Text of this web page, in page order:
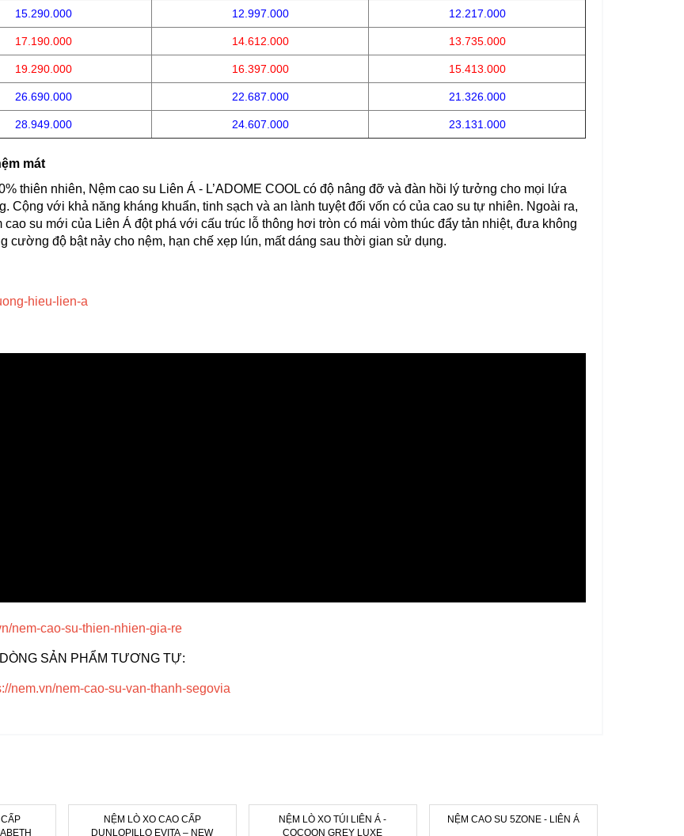
15.290.000 12.997.000 12.217.000
17.190.000 14.612.000 13.735.000
19.290.000 16.397.000 15.413.000
26.690.000 22.687.000 21.326.000
28.949.000 24.607.000 23.131.000
mát
thiên nhiên, Nệm cao su Liên Á - L’ADOME COOL có độ nâng đỡ và đàn hồi lý tưởng cho mọi lứa
với khả năng kháng khuẩn, tinh sạch và an lành tuyệt đối vốn có của cao su tự nhiên. Ngoài ra,
su mới của Liên Á đột phá với cấu trúc lỗ thông hơi tròn có mái vòm thúc đẩy tản nhiệt, đưa không
cường độ bật nảy cho nệm, hạn chế xẹp lún, mất dáng sau thời gian sử dụng.
hieu-lien-a
nem-cao-su-thien-nhien-gia-re
SẢN PHẨM TƯƠNG TỰ:
nem.vn/nem-cao-su-van-thanh-segovia
NỆM LÒ XO CAO CẤP
DUNLOPILLO EVITA – NEW
NỆM LÒ XO TÚI LIÊN Á -
COCOON GREY LUXE
NỆM CAO SU 5ZONE - LIÊN Á